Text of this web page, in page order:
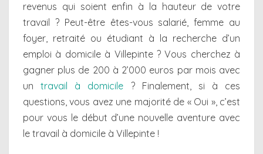
revenus qui soient enfin à la hauteur de votre
travail ? Peut-être êtes-vous salarié, femme au
foyer, retraité ou étudiant à la recherche d’un
emploi à domicile à Villepinte ? Vous cherchez à
gagner plus de 200 à 2’000 euros par mois avec
untravail à domicile ? Finalement, si à ces
questions, vous avez une majorité de « Oui », c’est
pour vous le début d’une nouvelle aventure avec
le travail à domicile à Villepinte !